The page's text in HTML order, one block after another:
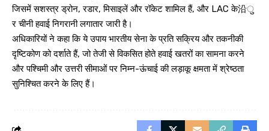
जिसमें सशस्त्र ड्रोन, रडार, मिसाइलें और रॉकेट शामिल हैं, और LAC के沿ु
र चीनी हवाई निगरानी लगातार जारी है।
अधिकारियों ने कहा कि ये उपाय भारतीय सेना के प्रति सक्रिय और तकनीकी
दृष्टिकोण को दर्शाते हैं, जो तेजी से विकसित होते हवाई खतरों का सामना करने
और पश्चिमी और उत्तरी सीमाओं पर निम्न-ऊंचाई की लड़ाकू क्षमता में श्रेष्ठता
सुनिश्चित करने के लिए हैं।